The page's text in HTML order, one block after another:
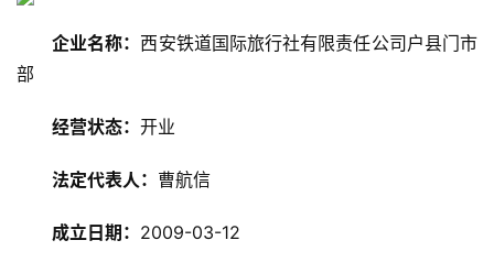
企业名称： 西安铁道国际旅行社有限责任公司户县门市
部
经营状态： 开业
法定代表人： 曹航信
成立日期： 2009-03-12